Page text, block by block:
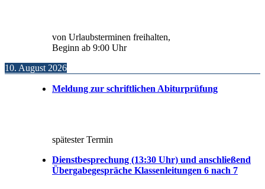
von Urlaubsterminen freihalten,
Beginn ab 9:00 Uhr
10. August 2026
Meldung zur schriftlichen Abiturprüfung
spätester Termin
Dienstbesprechung (13:30 Uhr) und anschließend
Übergabegespräche Klassenleitungen 6 nach 7